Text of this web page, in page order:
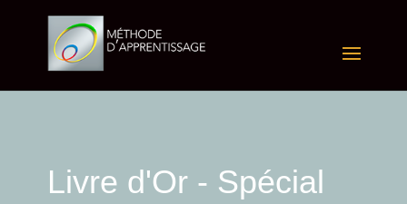
Livre d'Or - Spécial